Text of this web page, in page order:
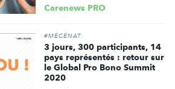
Carenews PRO
#MÉCÉNAT
3 jours, 300 participants, 14
pays représentés : retour sur
le Global Pro Bono Summit
2020